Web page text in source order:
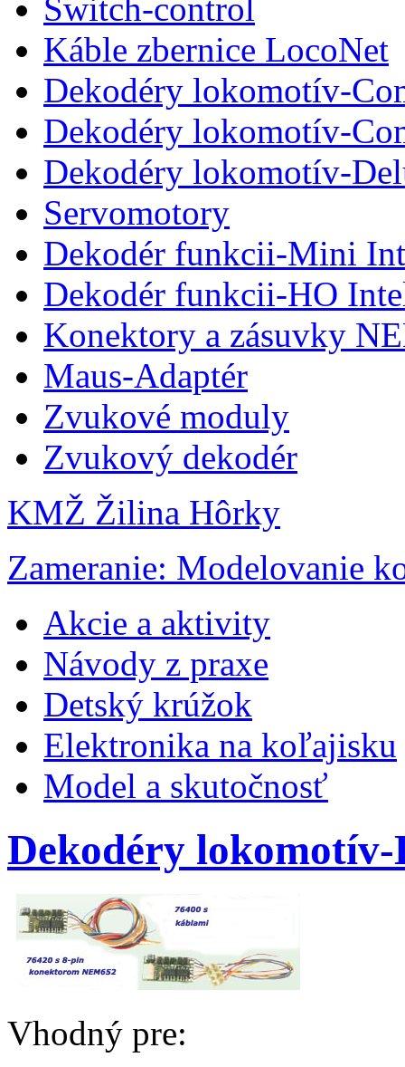
Switch-control
Káble zbernice LocoNet
Dekodéry lokomotív-
Dekodéry lokomotív-
Dekodéry lokomotív-
Servomotory
Dekodér funkcii-Mini
Dekodér funkcii-HO
Konektory a zásuvky
Maus-Adaptér
Zvukové moduly
Zvukový dekodér
KMŽ Žilina Hôrky
Zameranie: Modelovanie
Akcie a aktivity
Návody z praxe
Detský krúžok
Elektronika na koľajisku
Model a skutočnosť
Dekodéry lokomotív-
Vhodný pre: